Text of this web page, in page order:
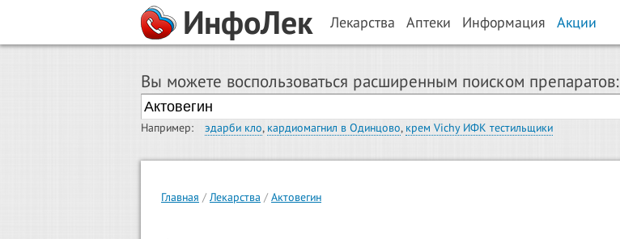
ИнфоЛек Лекарства Аптеки Информация Акции
Вы можете воспользоваться расширенным поиском препаратов:
Например: эдарби кло, кардиомагнил в Одинцово, крем Vichy ИФК тестильщики
Главная Лекарства Актовегин